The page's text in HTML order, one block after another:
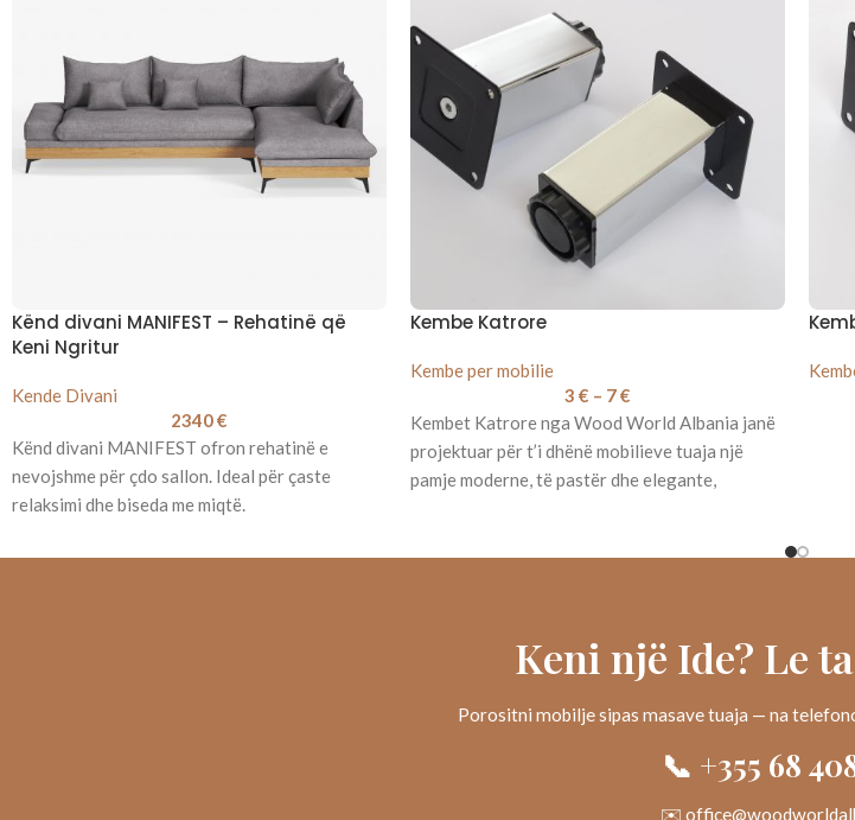
Kënd divani MANIFEST – Rehatinë që
Keni Ngritur
Kende Divani
2340€
Kënd divani MANIFEST ofron rehatinë e
nevojshme për çdo sallon. Ideal për çaste
relaksimi dhe biseda me miqtë.
Kembe Katrore
Kembe per mobilie
3 € – 7€
Kembet Katrore nga Wood World Albania janë
projektuar për t’i dhënë mobilieve tuaja një
pamje moderne, të pastër dhe elegante,
Keni një Ide? Le
Porositni mobilje sipas masave tuaja — na
📞 +355 68
✉️